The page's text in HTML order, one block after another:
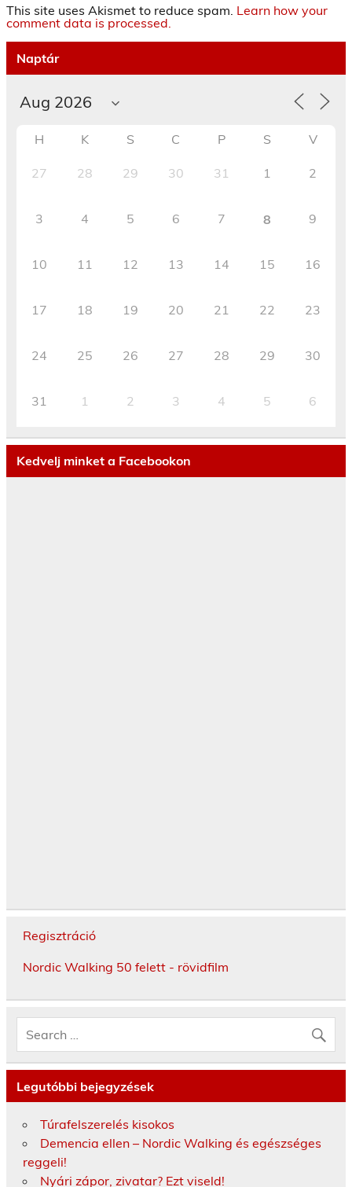
This site uses Akismet to reduce spam. Learn how your
comment data is processed.
Naptár
H K S C P S V
27 28 29 30 31 1 2
3 4 5 6 7 8 9
10 11 12 13 14 15 16
17 18 19 20 21 22 23
24 25 26 27 28 29 30
31 1 2 3 4 5 6
Kedvelj minket a Facebookon
Regisztráció
Nordic Walking 50 felett - rövidfilm
Legutóbbi bejegyzések
Túrafelszerelés kisokos
Demencia ellen – Nordic Walking és egészséges
reggeli!
Nyári zápor, zivatar? Ezt viseld!